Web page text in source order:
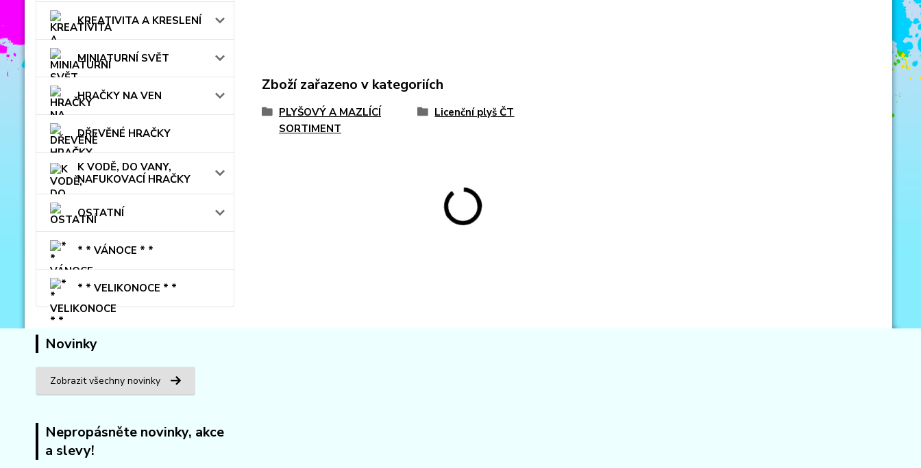
KREATIVITA A KRESLENÍ
MINIATURNÍ SVĚT
HRAČKY NA VEN
DŘEVĚNÉ HRAČKY
K VODĚ, DO VANY,
NAFUKOVACÍ HRAČKY
OSTATNÍ
* * VÁNOCE * *
* * VELIKONOCE * *
Novinky
Zobrazit všechny novinky
Nepropásněte novinky, akce
a slevy!
Zboží zařazeno v kategoriích
PLYŠOVÝ A MAZLÍCÍ
SORTIMENT
Licenční plyš ČT